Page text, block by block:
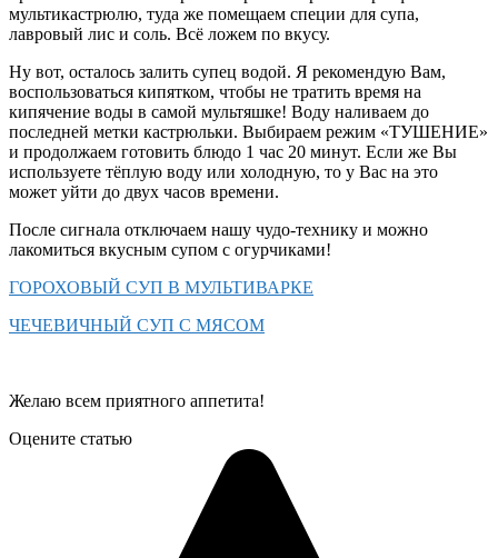
мультикастрюлю, туда же помещаем специи для супа,
лавровый лис и соль. Всё ложем по вкусу.
Ну вот, осталось залить супец водой. Я рекомендую Вам,
воспользоваться кипятком, чтобы не тратить время на
кипячение воды в самой мультяшке! Воду наливаем до
последней метки кастрюльки. Выбираем режим «ТУШЕНИЕ»
и продолжаем готовить блюдо 1 час 20 минут. Если же Вы
используете тёплую воду или холодную, то у Вас на это
может уйти до двух часов времени.
После сигнала отключаем нашу чудо-технику и можно
лакомиться вкусным супом с огурчиками!
ГОРОХОВЫЙ СУП В МУЛЬТИВАРКЕ
ЧЕЧЕВИЧНЫЙ СУП С МЯСОМ
Желаю всем приятного аппетита!
Оцените статью